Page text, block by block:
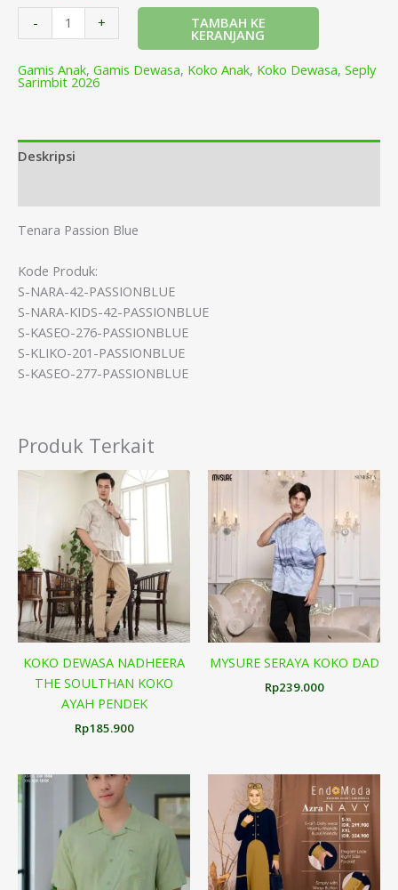
- + TAMBAH KE
KERANJANG
Gamis Anak, Gamis Dewasa, Koko Anak, Koko Dewasa, Seply
Sarimbit 2026
Deskripsi
Tenara Passion Blue
Kode Produk:
S-NARA-42-PASSIONBLUE
S-NARA-KIDS-42-PASSIONBLUE
S-KASEO-276-PASSIONBLUE
S-KLIKO-201-PASSIONBLUE
S-KASEO-277-PASSIONBLUE
Produk Terkait
KOKO DEWASA NADHEERA
THE SOULTHAN KOKO
AYAH PENDEK
Rp185.900
MYSURE SERAYA KOKO DAD
Rp239.000